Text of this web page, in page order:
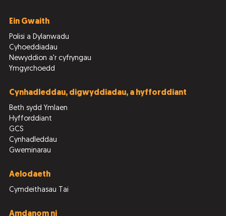
Ein Gwaith
Polisi a Dylanwadu
Cyhoeddiadau
Newyddion a'r cyfryngau
Ymgyrchoedd
Cynhadleddau, digwyddiadau, a hyfforddiant
Beth sydd Ymlaen
Hyfforddiant
GCS
Cynhadleddau
Gweminarau
Aelodaeth
Cymdeithasau Tai
Amdanom ni